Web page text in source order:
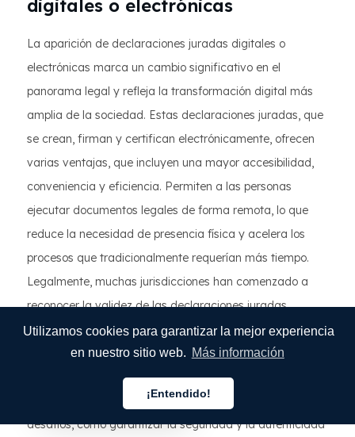
Utilizamos cookies para garantizar la mejor experiencia
en nuestro sitio web. Más información
¡Entendido!
digitales o electrónicas
La aparición de declaraciones juradas digitales o
electrónicas marca un cambio significativo en el
panorama legal y refleja la transformación digital más
amplia de la sociedad. Estas declaraciones juradas, que
se crean, firman y certifican electrónicamente, ofrecen
varias ventajas, que incluyen una mayor accesibilidad,
conveniencia y eficiencia. Permiten a las personas
ejecutar documentos legales de forma remota, lo que
reduce la necesidad de presencia física y acelera los
procesos que tradicionalmente requerían más tiempo.
Legalmente, muchas jurisdicciones han comenzado a
reconocer la validez de las declaraciones juradas
electrónicas, siempre que cumplan con regulaciones y
medidas de seguridad específicas, como las firmas
electrónicas y las plataformas de certificación notarial
digital. Sin embargo, este cambio también presenta
desafíos, como garantizar la seguridad y la autenticidad
Español